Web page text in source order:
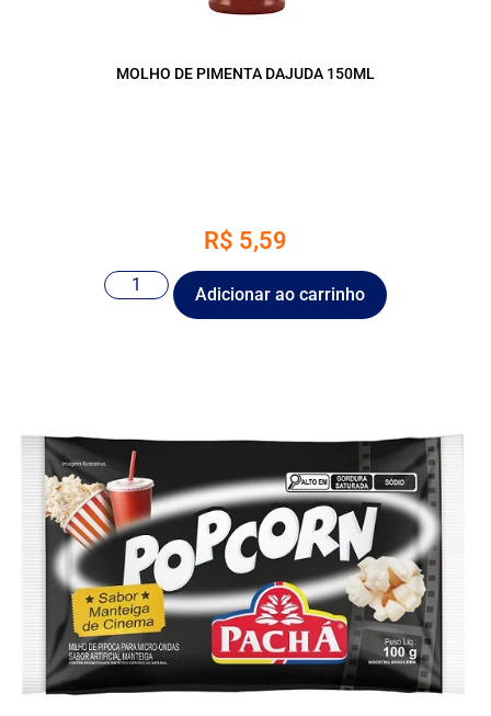
MOLHO DE PIMENTA DAJUDA 150ML
R$ 5,59
Adicionar ao carrinho